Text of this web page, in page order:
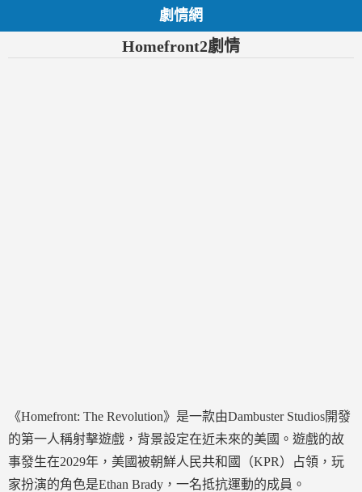
劇情網
Homefront2劇情
《Homefront: The Revolution》是一款由Dambuster Studios開發
的第一人稱射擊遊戲，背景設定在近未來的美國。遊戲的故
事發生在2029年，美國被朝鮮人民共和國（KPR）占領，玩
家扮演的角色是Ethan Brady，一名抵抗運動的成員。